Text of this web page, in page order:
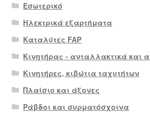
Εσωτερικό
Ηλεκτρικά εξαρτήματα
Καταλύτες FAP
Κινητήρας - ανταλλακτικά και
Κινητήρες, κιβώτια ταχυτήτων
Πλαίσιο και άξονες
Ράβδοι και συρματόσχοινα